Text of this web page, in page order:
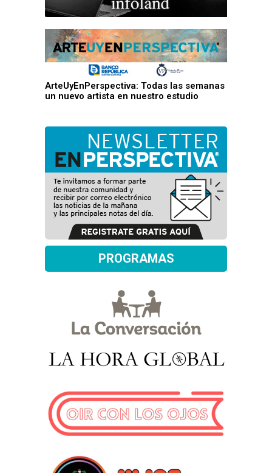
ArteUyEnPerspectiva: Todas las semanas
un nuevo artista en nuestro estudio
PROGRAMAS